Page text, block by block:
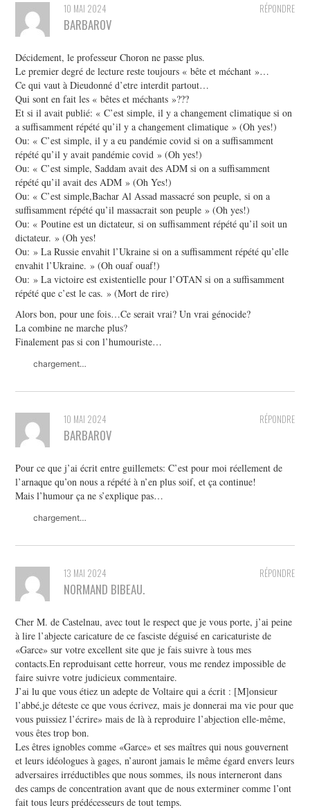
RÉPONDRE
10 MAI 2024
BARBAROV
Décidement, le professeur Choron ne passe plus.
Le premier degré de lecture reste toujours « bête et méchant »…
Ce qui vaut à Dieudonné d’etre interdit partout…
Qui sont en fait les « bêtes et méchants »???
Et si il avait publié: « C’est simple, il y a changement climatique si on
a suffisamment répété qu’il y a changement climatique » (Oh yes!)
Ou: « C’est simple, il y a eu pandémie covid si on a suffisamment
répété qu’il y avait pandémie covid » (Oh yes!)
Ou: « C’est simple, Saddam avait des ADM si on a suffisamment
répété qu’il avait des ADM » (Oh Yes!)
Ou: « C’est simple,Bachar Al Assad massacré son peuple, si on a
suffisamment répété qu’il massacrait son peuple » (Oh yes!)
Ou: « Poutine est un dictateur, si on suffisamment répété qu’il soit un
dictateur. » (Oh yes!
Ou: » La Russie envahit l’Ukraine si on a suffisamment répété qu’elle
envahit l’Ukraine. » (Oh ouaf ouaf!)
Ou: » La victoire est existentielle pour l’OTAN si on a suffisamment
répété que c’est le cas. » (Mort de rire)
Alors bon, pour une fois…Ce serait vrai? Un vrai génocide?
La combine ne marche plus?
Finalement pas si con l’humouriste…
chargement…
RÉPONDRE
10 MAI 2024
BARBAROV
Pour ce que j’ai écrit entre guillemets: C’est pour moi réellement de
l’arnaque qu’on nous a répété à n’en plus soif, et ça continue!
Mais l’humour ça ne s’explique pas…
chargement…
RÉPONDRE
13 MAI 2024
NORMAND BIBEAU.
Cher M. de Castelnau, avec tout le respect que je vous porte, j’ai peine
à lire l’abjecte caricature de ce fasciste déguisé en caricaturiste de
«Garce» sur votre excellent site que je fais suivre à tous mes
contacts.En reproduisant cette horreur, vous me rendez impossible de
faire suivre votre judicieux commentaire.
J’ai lu que vous étiez un adepte de Voltaire qui a écrit : [M]onsieur
l’abbé,je déteste ce que vous écrivez, mais je donnerai ma vie pour que
vous puissiez l’écrire» mais de là à reproduire l’abjection elle-même,
vous êtes trop bon.
Les êtres ignobles comme «Garce» et ses maîtres qui nous gouvernent
et leurs idéologues à gages, n’auront jamais le même égard envers leurs
adversaires irréductibles que nous sommes, ils nous interneront dans
des camps de concentration avant que de nous exterminer comme l’ont
fait tous leurs prédécesseurs de tout temps.